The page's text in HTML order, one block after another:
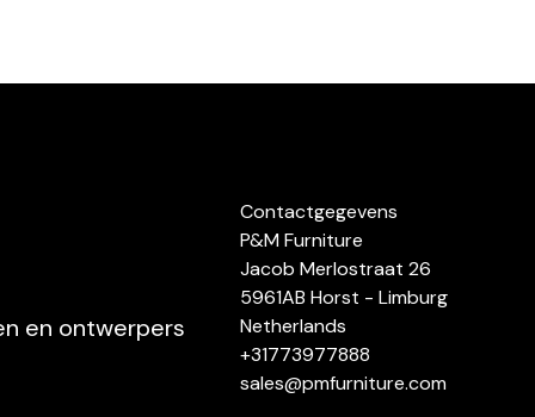
en ontwerpers
Contactgegevens
P&M Furniture
Jacob Merlostraat 26
5961AB Horst - Limburg
Netherlands
+31773977888
sales@pmfurniture.com